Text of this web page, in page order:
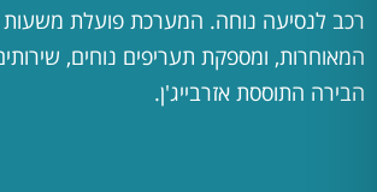
רכב לנסיעה נוחה. המערכת פועלת
המאוחרות, ומספקת תעריפים נוחים,
הבירה התוססת אזרבייג'ן.